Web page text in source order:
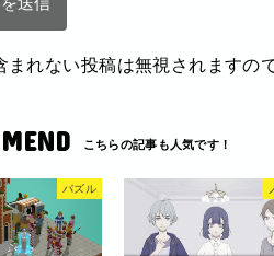
まれない投稿は無視されますの
パズル